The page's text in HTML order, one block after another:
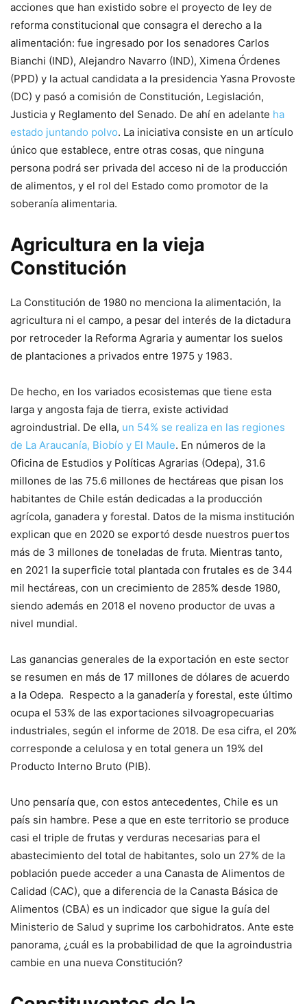
acciones que han existido sobre el proyecto de ley de
reforma constitucional que consagra el derecho a la
alimentación: fue ingresado por los senadores Carlos
Bianchi (IND), Alejandro Navarro (IND), Ximena Órdenes
(PPD) y la actual candidata a la presidencia Yasna Provoste
(DC) y pasó a comisión de Constitución, Legislación,
Justicia y Reglamento del Senado. De ahí en adelante ha
estado juntando polvo. La iniciativa consiste en un artículo
único que establece, entre otras cosas, que ninguna
persona podrá ser privada del acceso ni de la producción
de alimentos, y el rol del Estado como promotor de la
soberanía alimentaria.
Agricultura en la vieja
Constitución
La Constitución de 1980 no menciona la alimentación, la
agricultura ni el campo, a pesar del interés de la dictadura
por retroceder la Reforma Agraria y aumentar los suelos
de plantaciones a privados entre 1975 y 1983.
De hecho, en los variados ecosistemas que tiene esta
larga y angosta faja de tierra, existe actividad
agroindustrial. De ella, un 54% se realiza en las regiones
de La Araucanía, Biobío y El Maule. En números de la
Oficina de Estudios y Políticas Agrarias (Odepa), 31.6
millones de las 75.6 millones de hectáreas que pisan los
habitantes de Chile están dedicadas a la producción
agrícola, ganadera y forestal. Datos de la misma institución
explican que en 2020 se exportó desde nuestros puertos
más de 3 millones de toneladas de fruta. Mientras tanto,
en 2021 la superficie total plantada con frutales es de 344
mil hectáreas, con un crecimiento de 285% desde 1980,
siendo además en 2018 el noveno productor de uvas a
nivel mundial.
Las ganancias generales de la exportación en este sector
se resumen en más de 17 millones de dólares de acuerdo
a la Odepa. Respecto a la ganadería y forestal, este último
ocupa el 53% de las exportaciones silvoagropecuarias
industriales, según el informe de 2018. De esa cifra, el 20%
corresponde a celulosa y en total genera un 19% del
Producto Interno Bruto (PIB).
Uno pensaría que, con estos antecedentes, Chile es un
país sin hambre. Pese a que en este territorio se produce
casi el triple de frutas y verduras necesarias para el
abastecimiento del total de habitantes, solo un 27% de la
población puede acceder a una Canasta de Alimentos de
Calidad (CAC), que a diferencia de la Canasta Básica de
Alimentos (CBA) es un indicador que sigue la guía del
Ministerio de Salud y suprime los carbohidratos. Ante este
panorama, ¿cuál es la probabilidad de que la agroindustria
cambie en una nueva Constitución?